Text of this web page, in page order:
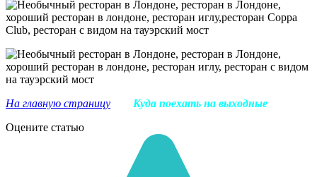
На главную страницу
Куда поехать на выходные
Оцените статью